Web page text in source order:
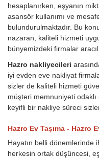
hesaplanırken, eşyanın
asansör kullanımı ve
bulundurulmaktadır. Bu
nazaran, kaliteli hizmeti
bünyemizdeki firmalar
Hazro nakliyecileri
iyi evden eve nakliyat
sizler de kaliteli hizmeti
müşteri memnuniyeti odaklı
keyifli bir nakliye süreci
Hazro Ev Taşıma - Hazro
Hayatın belli dönemlerinde
herkesin ortak düşüncesi,